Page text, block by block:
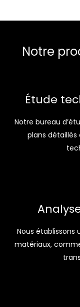
Notre
Étude
Notre bureau
plans détaillés
Nous établissons
matériaux,